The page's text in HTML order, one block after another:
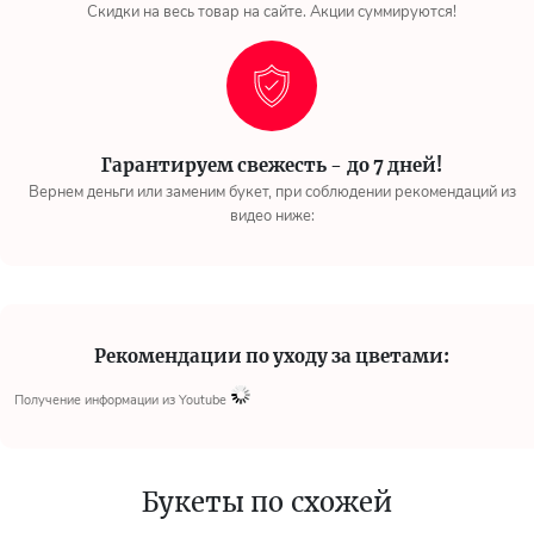
Скидки на весь товар на сайте. Акции суммируются!
Гарантируем свежесть - до 7 дней!
Вернем деньги или заменим букет, при соблюдении рекомендаций из
видео ниже:
Рекомендации по уходу за цветами:
Получение информации из Youtube
Букеты по схожей